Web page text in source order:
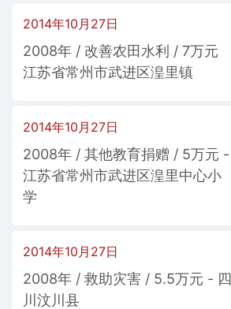
2014年10月27日
2008年 / 改善农田水利 / 7万元
江苏省常州市武进区湟里镇
2014年10月27日
2008年 / 其他教育捐赠 / 5万元 -
江苏省常州市武进区湟里中心小
学
2014年10月27日
2008年 / 救助灾害 / 5.5万元 - 四
川汶川县